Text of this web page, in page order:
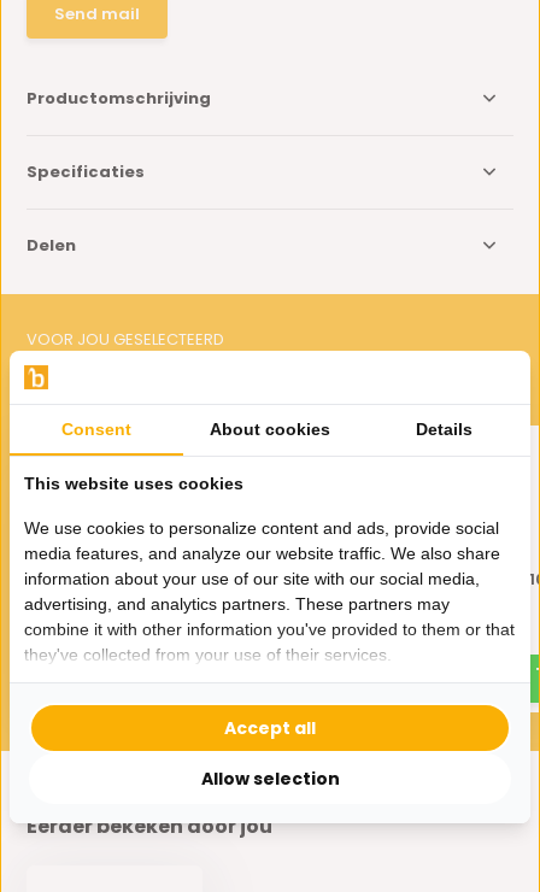
Send mail
Productomschrijving
Specificaties
Delen
VOOR JOU GESELECTEERD
Gerelateerde producten
Dienblad Oriental - 107 |
Goud
44,95
Dienblad Oriental -
Goud
44,95
Eerder bekeken door jou
Consent About cookies Details
This website uses cookies
We use cookies to personalize content and ads, provide social
media features, and analyze our website traffic. We also share
information about your use of our site with our social media,
advertising, and analytics partners. These partners may
combine it with other information you've provided to them or that
they've collected from your use of their services.
Allow selection
Accept all